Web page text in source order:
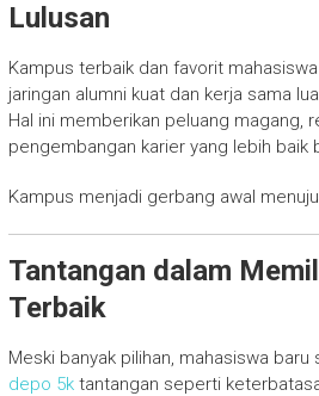
Lulusan
Kampus terbaik dan favorit
jaringan alumni kuat dan kerja sama
Hal ini memberikan peluang magang,
pengembangan karier yang lebih baik
Kampus menjadi gerbang awal
Tantangan dalam
Terbaik
Meski banyak pilihan, mahasiswa
depo 5ktantangan seperti